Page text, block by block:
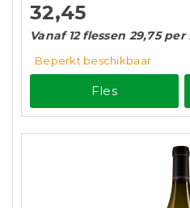
32,45
Vanaf 12 flessen 29,75 per
Beperkt beschikbaar
Fles